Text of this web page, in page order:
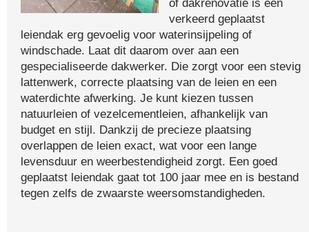
of dakrenovatie is een
verkeerd geplaatst
leiendak erg gevoelig voor waterinsijpeling of
windschade. Laat dit daarom over aan een
gespecialiseerde dakwerker. Die zorgt voor een stevig
lattenwerk, correcte plaatsing van de leien en een
waterdichte afwerking. Je kunt kiezen tussen
natuurleien of vezelcementleien, afhankelijk van
budget en stijl. Dankzij de precieze plaatsing
overlappen de leien exact, wat voor een lange
levensduur en weerbestendigheid zorgt. Een goed
geplaatst leiendak gaat tot 100 jaar mee en is bestand
tegen zelfs de zwaarste weersomstandigheden.